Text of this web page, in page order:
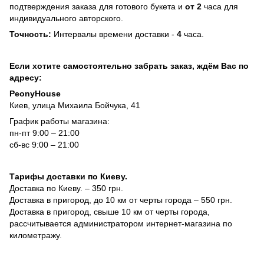
подтверждения заказа для готового букета и от 2 часа для
индивидуального авторского.
Точность: Интервалы времени доставки - 4 часа.
Если хотите самостоятельно забрать заказ, ждём Вас по
адресу:
PeonyHouse
Киев, улица Михаила Бойчука, 41
График работы магазина:
пн-пт 9:00 – 21:00
сб-вс 9:00 – 21:00
Тарифы доставки по Киеву.
Доставка по Киеву. – 350 грн.
Доставка в пригород, до 10 км от черты города – 550 грн.
Доставка в пригород, свыше 10 км от черты города,
рассчитывается администратором интернет-магазина по
километражу.